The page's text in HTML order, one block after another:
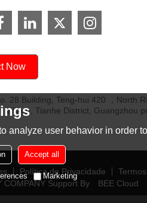
Now
28 Building, Teng-hui 420 ，North
Village, Tianhe District, Guangzhou
Política de Privacidade
COMPANY Support By BEE Cloud
user behavior in order
Accept all
Marketing